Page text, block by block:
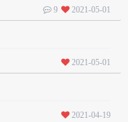
9 2021-05-01
2021-05-01
2021-04-19